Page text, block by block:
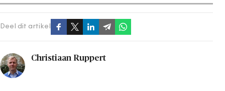
Deel dit artikel
Christiaan Ruppert